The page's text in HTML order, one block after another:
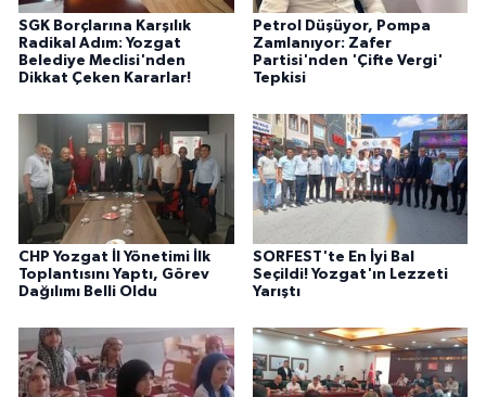
SGK Borçlarına Karşılık
Radikal Adım: Yozgat
Belediye Meclisi'nden
Dikkat Çeken Kararlar!
Petrol Düşüyor, Pompa
Zamlanıyor: Zafer
Partisi'nden 'Çifte Vergi'
Tepkisi
CHP Yozgat İl Yönetimi İlk
Toplantısını Yaptı, Görev
Dağılımı Belli Oldu
SORFEST'te En İyi Bal
Seçildi! Yozgat'ın Lezzeti
Yarıştı